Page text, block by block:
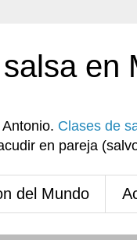
en
Clases de
en pareja
del Mundo